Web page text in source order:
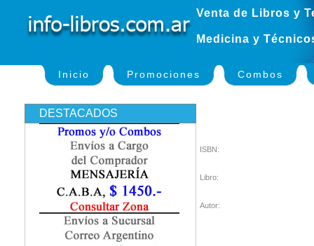
Venta de Libros y
Medicina y
Inicio Promociones Combos
DESTACADOS
ISBN:
Libro:
Autor: